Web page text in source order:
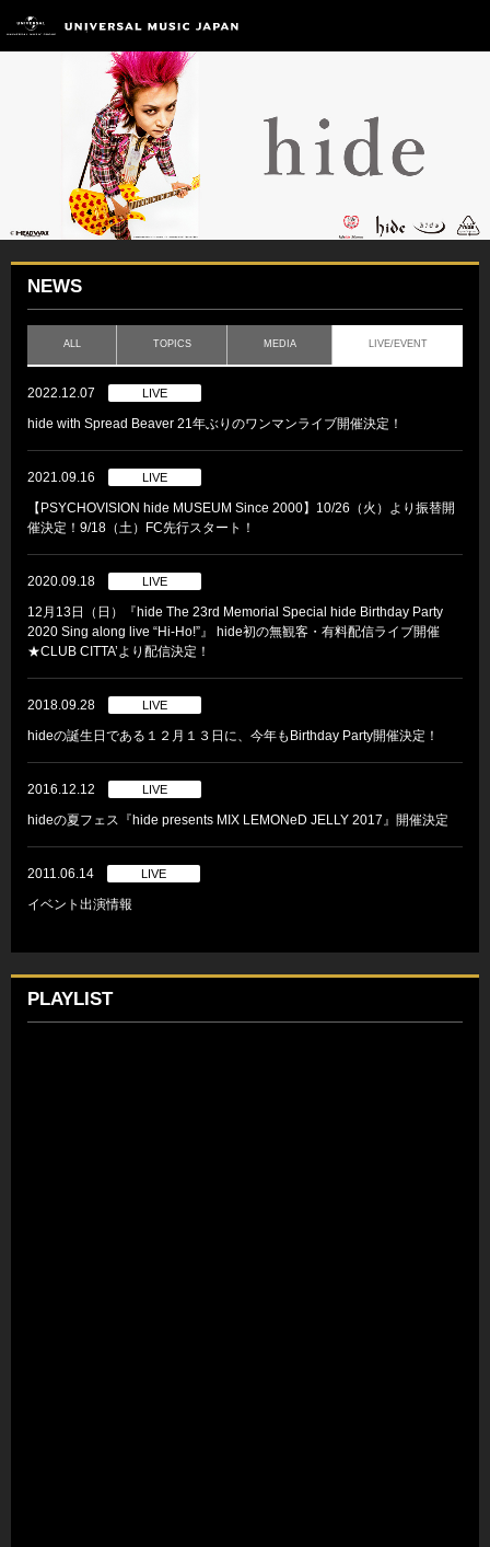
NEWS
ALL TOPICS MEDIA LIVE/EVENT
2022.12.07 LIVE
hide with Spread Beaver 21年ぶりのワンマンライブ開催決定！
2021.09.16 LIVE
【PSYCHOVISION hide MUSEUM Since 2000】10/26（火）より振替開
催決定！9/18（土）FC先行スタート！
2020.09.18 LIVE
12月13日（日）『hide The 23rd Memorial Special hide Birthday Party
2020 Sing along live “Hi-Ho!”』 hide初の無観客・有料配信ライブ開催
★CLUB CITTA’より配信決定！
2018.09.28 LIVE
hideの誕生日である１２月１３日に、今年もBirthday Party開催決定！
2016.12.12 LIVE
hideの夏フェス『hide presents MIX LEMONeD JELLY 2017』開催決定
2011.06.14 LIVE
イベント出演情報
PLAYLIST